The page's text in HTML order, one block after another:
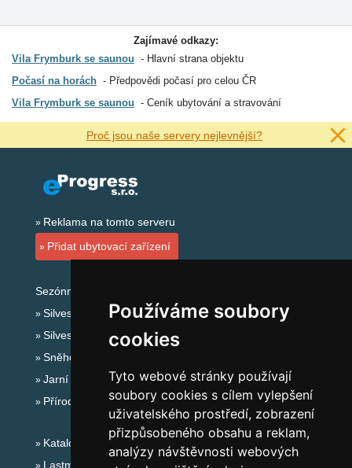
Používáme soubory
cookies
Tyto webové stránky používají
soubory cookies s cílem vylepšení
uživatelského prostředí, zobrazení
přizpůsobeného obsahu a reklam,
analýzy návštěvnosti webových
Zajímavé odkazy:
Vila Frymburk se saunou
Hlavní strana objektu
Počasí na horách
Předpovědi počasí pro celou ČR
Vila Frymburk se saunou
Ceník ubytování a stravování
Proč jsou naše servery nejlevnější?
Reklama na tomto serveru
Přidat ubytovací zařízení
Sezónní odkazy:
Silvester Šumava
Silvestr na horách 2025/26
Sněhové zpravodajství
Jarní prázdniny 2027
Přírodní koupaliště
Katalog ubytování Šumava
Lastminute Šumava